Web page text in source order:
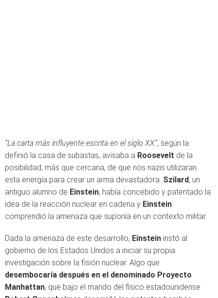
“La carta más influyente escrita en el siglo XX”, según la
definió la casa de subastas, avisaba a Roosevelt de la
posibilidad, más que cercana, de que nos nazis utilizaran
esta energía para crear un arma devastadora. Szilard, un
antiguo alumno de Einstein, había concebido y patentado la
idea de la reacción nuclear en cadena y Einstein
comprendió la amenaza que suponía en un contexto militar.
Dada la amenaza de este desarrollo, Einstein instó al
gobierno de los Estados Unidos a iniciar su propia
investigación sobre la fisión nuclear. Algo que
desembocaría después en el denominado Proyecto
Manhattan, que bajo el mando del físico estadounidense